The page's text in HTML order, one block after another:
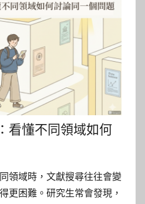
看懂不同領域如何
領域時，文獻搜尋往往會變
更困難。研究生常會發現，